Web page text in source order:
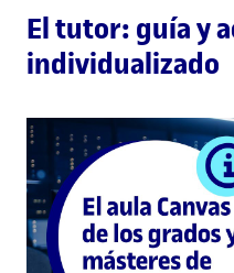
El tutor: guía y
individualizado